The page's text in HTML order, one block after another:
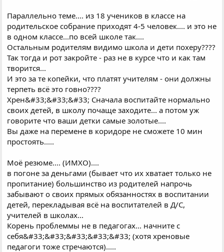
Параллельно теме.... из 18 учеников в классе на
родительское собрание приходят 4-5 человек.... и это не
в одном классе...по всей школе так....
Остальным родителям видимо школа и дети похеру????
Так тогда и рот закройте - раз не в курсе что и как там
творится...
И это за те копейки, что платят учителям - они должны
терпеть всё это говно????
Хрен&#33;&#33;&#33; Сначала воспитайте нормально
своих детей, в школу почаще заходите... а потом уж
говорите что ваши детки самые золотые....
Вы даже на перемене в коридоре не сможете 10 мин
простоять.....
Моё резюме.... (ИМХО)....
в погоне за деньгами (бывает что их хватает только не
пропитание) большинство из родителей напрочь
забывают о своих прямых обязанностях в воспитании
детей, перекладывая всё на воспитателей в Д/С,
учителей в школах...
Корень проблеммы не в педагогах... начните с
себя&#33;&#33;&#33;&#33;&#33; (хотя хреновые
педагоги тоже стречаются).....